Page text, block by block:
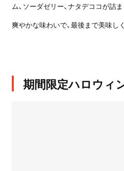
ム、ソーダゼリー、ナタデココが詰ま
爽やかな味わいで、最後まで美味し
期間限定ハロウィ